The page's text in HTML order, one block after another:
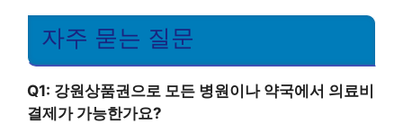
자주 묻는 질문
Q1: 강원상품권으로 모든 병원이나 약국에서 의료비
결제가 가능한가요?